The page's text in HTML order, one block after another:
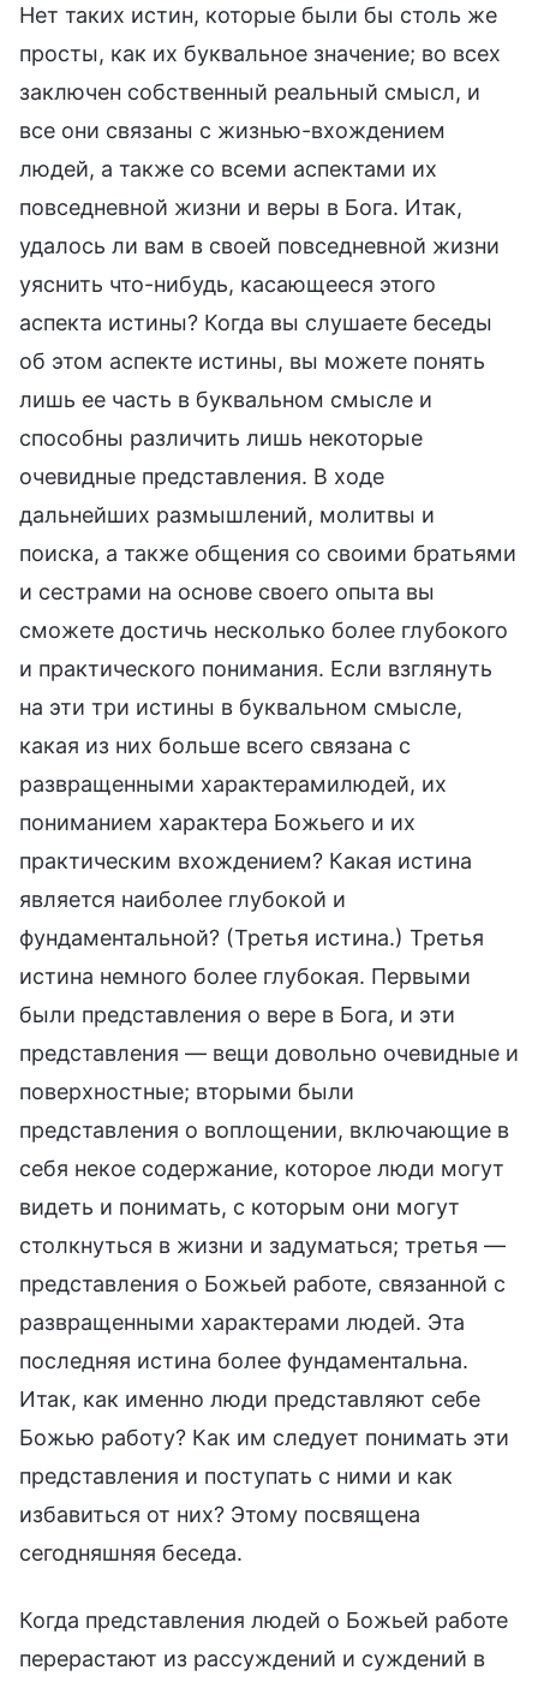
Нет таких истин, которые были бы столь же
просты, как их буквальное значение; во всех
заключен собственный реальный смысл, и
все они связаны с жизнью-вхождением
людей, а также со всеми аспектами их
повседневной жизни и веры в Бога. Итак,
удалось ли вам в своей повседневной жизни
уяснить что-нибудь, касающееся этого
аспекта истины? Когда вы слушаете беседы
об этом аспекте истины, вы можете понять
лишь ее часть в буквальном смысле и
способны различить лишь некоторые
очевидные представления. В ходе
дальнейших размышлений, молитвы и
поиска, а также общения со своими братьями
и сестрами на основе своего опыта вы
сможете достичь несколько более глубокого
и практического понимания. Если взглянуть
на эти три истины в буквальном смысле,
какая из них больше всего связана с
развращенными характерамилюдей, их
пониманием характера Божьего и их
практическим вхождением? Какая истина
является наиболее глубокой и
фундаментальной? (Третья истина.) Третья
истина немного более глубокая. Первыми
были представления о вере в Бога, и эти
представления — вещи довольно очевидные и
поверхностные; вторыми были
представления о воплощении, включающие в
себя некое содержание, которое люди могут
видеть и понимать, с которым они могут
столкнуться в жизни и задуматься; третья —
представления о Божьей работе, связанной с
развращенными характерами людей. Эта
последняя истина более фундаментальна.
Итак, как именно люди представляют себе
Божью работу? Как им следует понимать эти
представления и поступать с ними и как
избавиться от них? Этому посвящена
сегодняшняя беседа.
Когда представления людей о Божьей работе
перерастают из рассуждений и суждений в